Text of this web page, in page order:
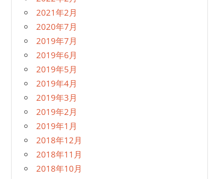
2021年2月
2020年7月
2019年7月
2019年6月
2019年5月
2019年4月
2019年3月
2019年2月
2019年1月
2018年12月
2018年11月
2018年10月